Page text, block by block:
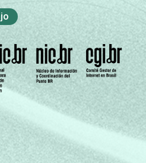
2013 a dez/2013